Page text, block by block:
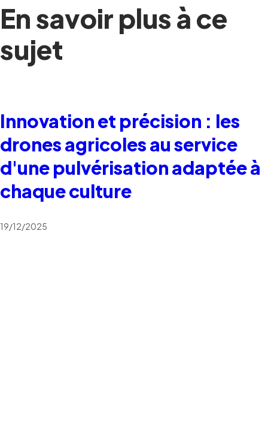
En savoir plus à ce
sujet
Innovation et précision : les
drones agricoles au service
d'une pulvérisation adaptée à
chaque culture
19/12/2025